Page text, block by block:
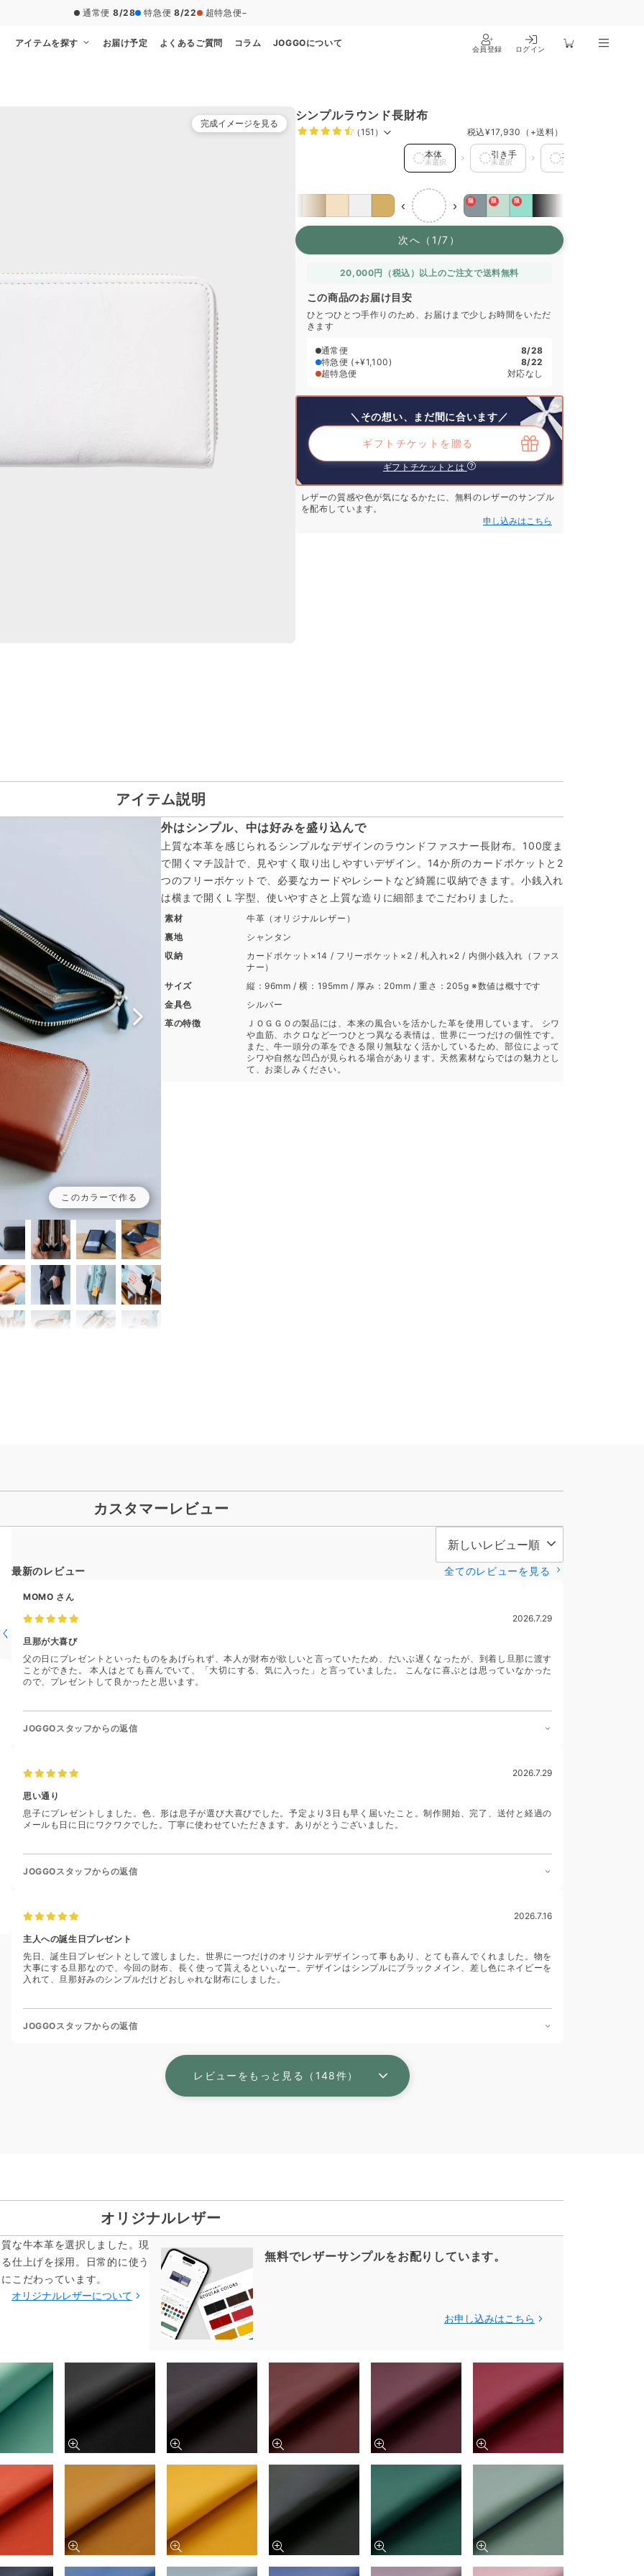
20,000円（税込）以上のご注文で送料無料
アイテムを探す お届け予定 よくあるご質問 コラム JOGGOについて
会員登録 ログイン
完成イメージを見る
本体
未選択
引き手
未選択
カードポケット1
未選択
限 限 限
‹ ›
シンプルラウンド長財布
（151） 税込¥17,930 （+送料）
次へ（1/7）
20,000円（税込）以上のご注文で送料無料
この商品のお届け目安
ひとつひとつ手作りのため、お届けまで少しお時間をいただ
きます
通常便
8/28
特急便 (+¥1,100)
8/22
超特急便
対応なし
＼その想い、まだ間に合います／
ギフトチケットを贈る
ギフトチケットとは
レザーの質感や色が気になるかたに、無料のレザーのサンプル
を配布しています。
申し込みはこちら
アイテム説明
このカラーで作る
外はシンプル、中は好みを盛り込んで
上質な本革を感じられるシンプルなデザインのラウンドファスナー長財布。100度ま
で開くマチ設計で、見やすく取り出しやすいデザイン。14か所のカードポケットと2
つのフリーポケットで、必要なカードやレシートなど綺麗に収納できます。小銭入れ
は横まで開くＬ字型、使いやすさと上質な造りに細部までこだわりました。
素材
牛革（オリジナルレザー）
裏地
シャンタン
収納
カードポケット×14 / フリーポケット×2 / 札入れ×2 / 内側小銭入れ（ファス
ナー）
サイズ
縦：96mm / 横：195mm / 厚み：20mm / 重さ：205g ※数値は概寸です
金具色
シルバー
革の特徴
ＪＯＧＧＯの製品には、本来の風合いを活かした革を使用しています。 シワ
や血筋、ホクロなど一つひとつ異なる表情は、世界に一つだけの個性です。
また、牛一頭分の革をできる限り無駄なく活かしているため、部位によって
シワや自然な凹凸が見られる場合があります。天然素材ならではの魅力とし
て、お楽しみください。
カスタマーレビュー
最新のレビュー 全てのレビューを見る
MOMO さん
2026.7.29
旦那が大喜び
父の日にプレゼントといったものをあげられず、本人が財布が欲しいと言っていたため、だいぶ遅くなったが、到着し旦那に渡す
ことができた。 本人はとても喜んでいて、「大切にする、気に入った」と言っていました。 こんなに喜ぶとは思っていなかった
ので、プレゼントして良かったと思います。
JOGGOスタッフからの返信
2026.7.29
思い通り
息子にプレゼントしました。色、形は息子が選び大喜びでした。予定より3日も早く届いたこと。制作開始、完了、送付と経過の
メールも日に日にワクワクでした。丁寧に使わせていただきます。ありがとうございました。
JOGGOスタッフからの返信
2026.7.16
主人への誕生日プレゼント
先日、誕生日プレゼントとして渡しました。世界に一つだけのオリジナルデザインって事もあり、とても喜んでくれました。物を
大事にする旦那なので、今回の財布、長く使って貰えるといぃなー。デザインはシンプルにブラックメイン、差し色にネイビーを
入れて、旦那好みのシンプルだけどおしゃれな財布にしました。
JOGGOスタッフからの返信
レビューをもっと見る（148件）
オリジナルレザー
な牛本革を選択しました。現
仕上げを採用。日常的に使う
こだわっています。
オリジナルレザーについて
無料でレザーサンプルをお配りしています。
お申し込みはこちら